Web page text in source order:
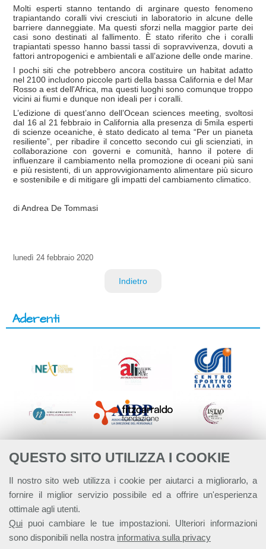
QUESTO SITO UTILIZZA I COOKIE
Il nostro sito web utilizza i cookie per aiutarci a migliorarlo, a
fornire il miglior servizio possibile ed a offrire un'esperienza
ottimale agli utenti.
Qui puoi cambiare le tue impostazioni. Ulteriori informazioni
sono disponibili nella nostra informativa sulla privacy
Molti esperti stanno tentando di arginare questo fenomeno
trapiantando coralli vivi cresciuti in laboratorio in alcune delle
barriere danneggiate. Ma questi sforzi nella maggior parte dei
casi sono destinati al fallimento. È stato riferito che i coralli
trapiantati spesso hanno bassi tassi di sopravvivenza, dovuti a
fattori antropogenici e ambientali e all’azione delle onde marine.
I pochi siti che potrebbero ancora costituire un habitat adatto
nel 2100 includono piccole parti della bassa California e del Mar
Rosso a est dell'Africa, ma questi luoghi sono comunque troppo
vicini ai fiumi e dunque non ideali per i coralli.
L’edizione di quest’anno dell’Ocean sciences meeting, svoltosi
dal 16 al 21 febbraio in California alla presenza di 5mila esperti
di scienze oceaniche, è stato dedicato al tema “Per un pianeta
resiliente”, per ribadire il concetto secondo cui gli scienziati, in
collaborazione con governi e comunità, hanno il potere di
influenzare il cambiamento nella promozione di oceani più sani
e più resistenti, di un approvvigionamento alimentare più sicuro
e sostenibile e di mitigare gli impatti del cambiamento climatico.
di Andrea De Tommasi
lunedì 24 febbraio 2020
Indietro
Aderenti